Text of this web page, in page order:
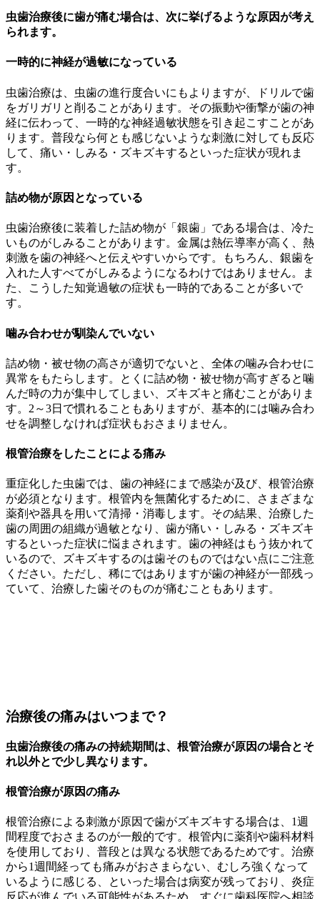
虫歯治療後に歯が痛む場合は、次に挙げるような原因が考え
られます。
一時的に神経が過敏になっている
虫歯治療は、虫歯の進行度合いにもよりますが、ドリルで歯
をガリガリと削ることがあります。その振動や衝撃が歯の神
経に伝わって、一時的な神経過敏状態を引き起こすことがあ
ります。普段なら何とも感じないような刺激に対しても反応
して、痛い・しみる・ズキズキするといった症状が現れま
す。
詰め物が原因となっている
虫歯治療後に装着した詰め物が「銀歯」である場合は、冷た
いものがしみることがあります。金属は熱伝導率が高く、熱
刺激を歯の神経へと伝えやすいからです。もちろん、銀歯を
入れた人すべてがしみるようになるわけではありません。ま
た、こうした知覚過敏の症状も一時的であることが多いで
す。
噛み合わせが馴染んでいない
詰め物・被せ物の高さが適切でないと、全体の噛み合わせに
異常をもたらします。とくに詰め物・被せ物が高すぎると噛
んだ時の力が集中してしまい、ズキズキと痛むことがありま
す。2～3日で慣れることもありますが、基本的には噛み合わ
せを調整しなければ症状もおさまりません。
根管治療をしたことによる痛み
重症化した虫歯では、歯の神経にまで感染が及び、根管治療
が必須となります。根管内を無菌化するために、さまざまな
薬剤や器具を用いて清掃・消毒します。その結果、治療した
歯の周囲の組織が過敏となり、歯が痛い・しみる・ズキズキ
するといった症状に悩まされます。歯の神経はもう抜かれて
いるので、ズキズキするのは歯そのものではない点にご注意
ください。ただし、稀にではありますが歯の神経が一部残っ
ていて、治療した歯そのものが痛むこともあります。
治療後の痛みはいつまで？
虫歯治療後の痛みの持続期間は、根管治療が原因の場合とそ
れ以外とで少し異なります。
根管治療が原因の痛み
根管治療による刺激が原因で歯がズキズキする場合は、1週
間程度でおさまるのが一般的です。根管内に薬剤や歯科材料
を使用しており、普段とは異なる状態であるためです。治療
から1週間経っても痛みがおさまらない、むしろ強くなって
いるように感じる、といった場合は病変が残っており、炎症